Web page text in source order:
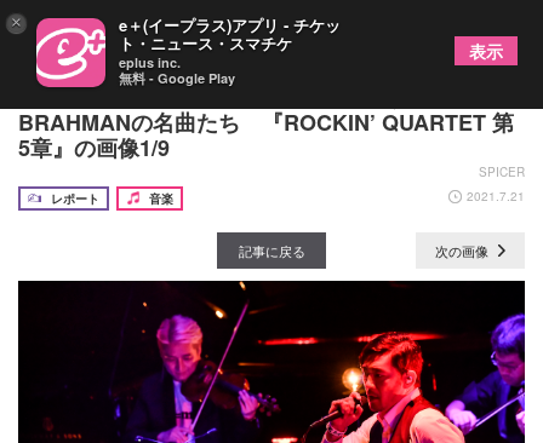
TOSHI-LOWが弦楽四重奏とともに届けた、
BRAHMANの名曲たち 『ROCKIN’ QUARTET 第
5章』の画像1/9
SPICER
レポート
音楽 2021.7.21
記事に戻る 次の画像
× e＋(イープラス)アプリ - チケッ
ト・ニュース・スマチケ
eplus inc.
無料 - Google Play
表示